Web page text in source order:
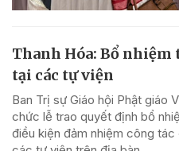
Thanh Hóa: Bổ
tại các tự viện
Ban Trị sự Giáo hội Phật giáo
chức lễ trao quyết định bổ
điều kiện đảm nhiệm công